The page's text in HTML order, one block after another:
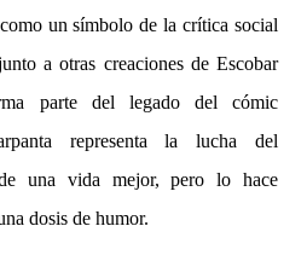
un símbolo de la crítica social
a otras creaciones de Escobar
parte del legado del cómic
representa la lucha del
una vida mejor, pero lo hace
dosis de humor.